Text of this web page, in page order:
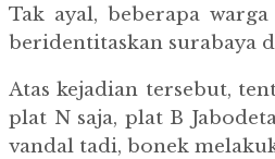
Tak ayal, beberapa
beridentitaskan surabaya
Atas kejadian tersebut,
plat N saja, plat B
vandal tadi, bonek